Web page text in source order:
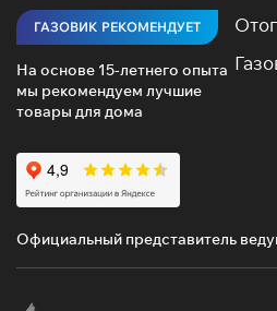
ГАЗОВИК РЕКОМЕНДУЕТ
На основе 15-летнего опыта
мы рекомендуем лучшие
товары для дома
Официальный представитель